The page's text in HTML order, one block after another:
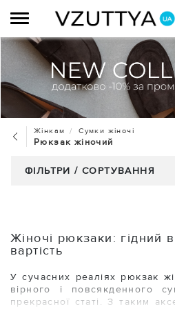
Жінкам Сумки жіночі
Рюкзак жіночий
ФІЛЬТРИ / СОРТУВАННЯ
Жіночі рюкзаки: гідний
вартість
У сучасних реаліях рюкзак
вірного і повсякденного
прекрасної статі. З таким